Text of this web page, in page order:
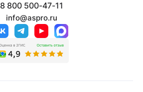
8 800 500-47-11
info@aspro.ru